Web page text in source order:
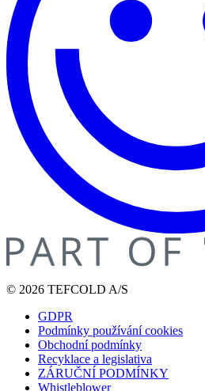
© 2026 TEFCOLD A/S
GDPR
Podmínky používání cookies
Obchodní podmínky
Recyklace a legislativa
ZÁRUČNÍ PODMÍNKY
Whistleblower